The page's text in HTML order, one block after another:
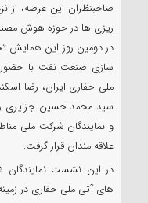
صاحبنظران این عرصه، از
ریزی ها در حوزه هوش
در دومین روز این
سازی صنعت نفت با حضور
ملی حفاری ایران، رضا
سید محمد حسین جزایری
و نمایندگان شرکت ملی
علاقه مندان قرار گرفت.
در این نشست نمایندگان
های آتی ملی حفاری در